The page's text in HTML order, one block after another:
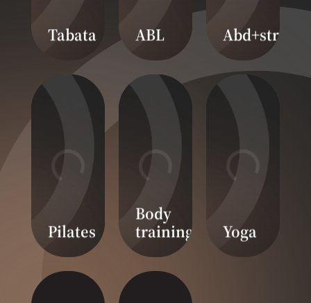
Tabata ABL
Pilates
Body
training Yoga